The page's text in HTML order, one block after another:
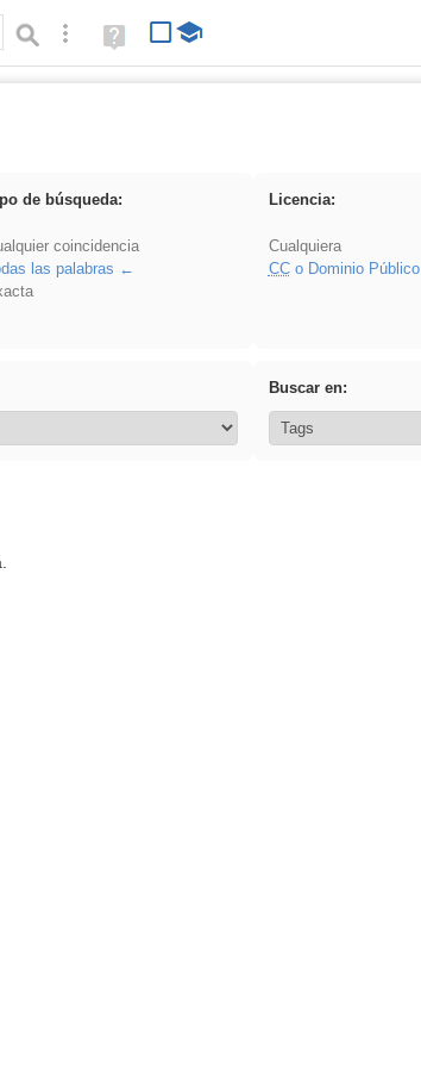
Búsqueda avanzada
Ayuda
(en
de búsqueda:
coincidencia
las palabras
Licencia:
Cualquiera
CCo Dominio Público
Buscar en: